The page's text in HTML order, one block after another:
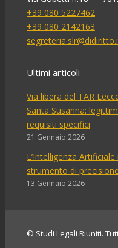
+39 080 5227462
+39 080 2142163
Ultimi articoli
Via libera del TAR
Santa Susanna:
requisiti specifici
21 Gennaio 2026
L’Intelligenza
strumento di precisione
13 Gennaio 2026
© Studi Legali Riuniti.